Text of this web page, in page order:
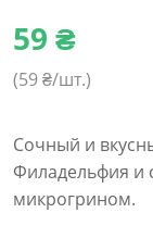
59 ₴
(59₴/шт.)
Сочный и
Филадельфия и
микрогрином.